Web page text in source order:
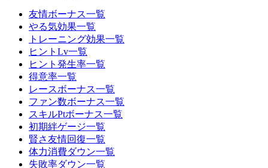
友情ボーナス一覧
やる気効果一覧
トレーニング効果一覧
ヒントLv一覧
ヒント発生率一覧
得意率一覧
レースボーナス一覧
ファン数ボーナス一覧
スキルPtボーナス一覧
初期絆ゲージ一覧
賢さ友情回復一覧
体力消費ダウン一覧
失敗率ダウン一覧